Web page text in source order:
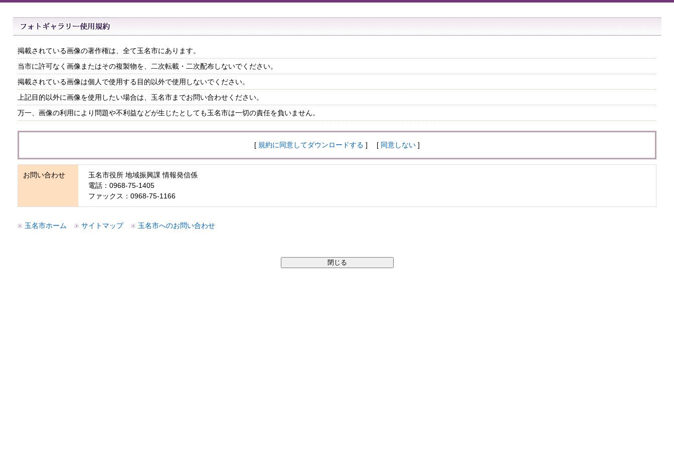
掲載されている画像の著作権は、全て玉名市にあります。
当市に許可なく画像またはその複製物を、二次転載・二次配布しないでください。
掲載されている画像は個人で使用する目的以外で使用しないでください。
上記目的以外に画像を使用したい場合は、玉名市までお問い合わせください。
万一、画像の利用により問題や不利益などが生じたとしても玉名市は一切の責任を負いません。
[ 規約に同意してダウンロードする ] [ 同意しない ]
お問い合わせ
玉名市役所 地域振興課 情報発信係
電話：0968-75-1405
ファックス：0968-75-1166
玉名市ホーム サイトマップ 玉名市へのお問い合わせ